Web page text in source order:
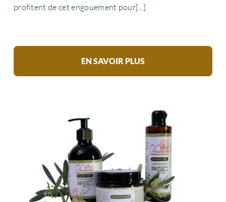
profitent de cet engouement pour[...]
EN SAVOIR PLUS